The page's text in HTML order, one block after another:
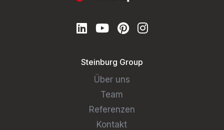
Steinburg Group
Über uns
Team
Referenzen
Kontakt